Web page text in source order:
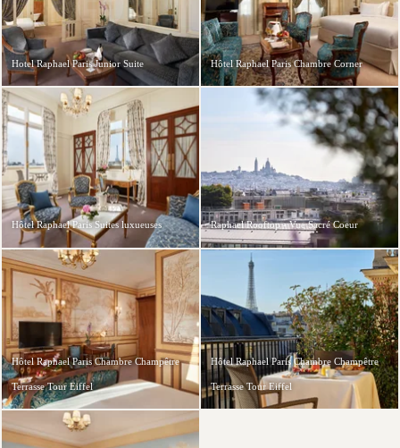
Hotel Raphael Paris Junior Suite Hôtel Raphael Paris Chambre Corner
Hôtel Raphael Paris Suites luxueuses Raphael Rooftop - Vue Sacré Coeur
Hôtel Raphael Paris Chambre Champêtre
Terrasse Tour Eiffel
Hôtel Raphael Paris Chambre Champêtre
Terrasse Tour Eiffel